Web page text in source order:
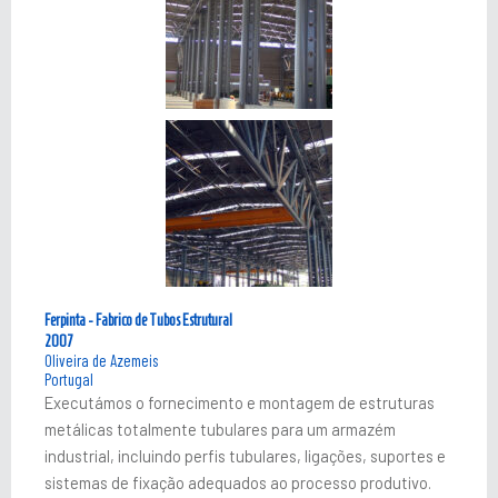
Ferpinta - Fabrico de Tubos Estrutural
2007
Oliveira de Azemeis
Portugal
Executámos o fornecimento e montagem de estruturas
metálicas totalmente tubulares para um armazém
industrial, incluindo perfis tubulares, ligações, suportes e
sistemas de fixação adequados ao processo produtivo.